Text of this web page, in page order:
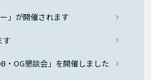
」が開催されます
す
・OG懇談会」を開催しました